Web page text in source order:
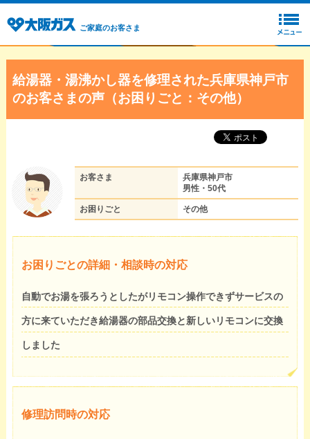
ご家庭のお客さま
給湯器・湯沸かし器を修理された兵庫県神戸市
のお客さまの声（お困りごと：その他）
お客さま
兵庫県神戸市
男性・50代
お困りごと その他
お困りごとの詳細・相談時の対応
自動でお湯を張ろうとしたがリモコン操作できずサービスの
方に来ていただき給湯器の部品交換と新しいリモコンに交換
しました
修理訪問時の対応